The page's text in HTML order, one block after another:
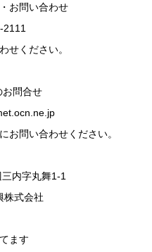
お問い合わせ
せください。
お問合せ
お問い合わせください。
内字丸舞1-1
株式会社
ます